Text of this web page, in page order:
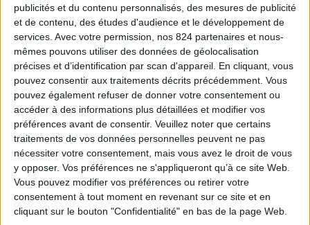
publicités et du contenu personnalisés, des mesures de publicité
et de contenu, des études d'audience et le développement de
services. Avec votre permission, nos 824 partenaires et nous-
mêmes pouvons utiliser des données de géolocalisation
précises et d’identification par scan d'appareil. En cliquant, vous
pouvez consentir aux traitements décrits précédemment. Vous
pouvez également refuser de donner votre consentement ou
accéder à des informations plus détaillées et modifier vos
préférences avant de consentir. Veuillez noter que certains
traitements de vos données personnelles peuvent ne pas
nécessiter votre consentement, mais vous avez le droit de vous
y opposer. Vos préférences ne s'appliqueront qu’à ce site Web.
Vous pouvez modifier vos préférences ou retirer votre
consentement à tout moment en revenant sur ce site et en
cliquant sur le bouton "Confidentialité" en bas de la page Web.
PAIRE DE GANTS ENFANT
Ces gants noirs à rayures offrent confort et
chaleur pour l’hiver tout en affichant fièrement
les couleurs du CAB. Parfaits pour garder les
petites mains bien au chaud les jours de match
!
15,00 €
TTC
Quantité
AJOUTER AU PANIER